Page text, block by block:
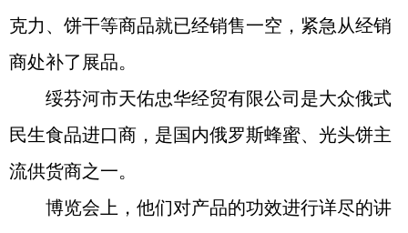
克力、饼干等商品就已经销售一空，紧急从经销
商处补了展品。
绥芬河市天佑忠华经贸有限公司是大众俄式
民生食品进口商，是国内俄罗斯蜂蜜、光头饼主
流供货商之一。
博览会上，他们对产品的功效进行详尽的讲